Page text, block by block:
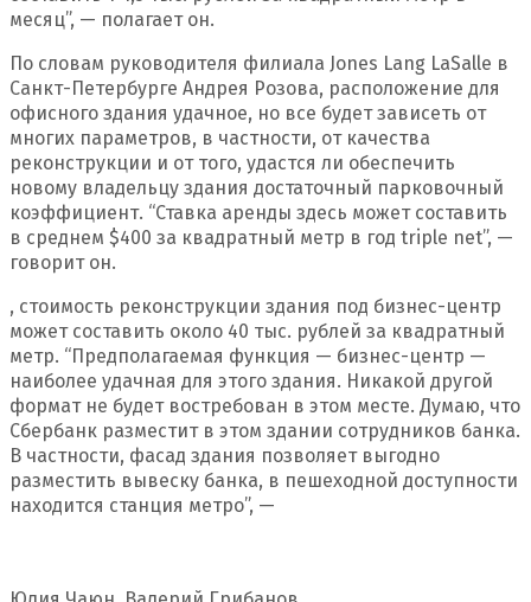
месяц”, — полагает он.
По словам руководителя филиала Jones Lang LaSalle в
Санкт-Петербурге Андрея Розова, расположение для
офисного здания удачное, но все будет зависеть от
многих параметров, в частности, от качества
реконструкции и от того, удастся ли обеспечить
новому владельцу здания достаточный парковочный
коэффициент. “Ставка аренды здесь может составить
в среднем $400 за квадратный метр в год triple net”, —
говорит он.
, стоимость реконструкции здания под бизнес-центр
может составить около 40 тыс. рублей за квадратный
метр. “Предполагаемая функция — бизнес-центр —
наиболее удачная для этого здания. Никакой другой
формат не будет востребован в этом месте. Думаю, что
Сбербанк разместит в этом здании сотрудников банка.
В частности, фасад здания позволяет выгодно
разместить вывеску банка, в пешеходной доступности
находится станция метро”, —